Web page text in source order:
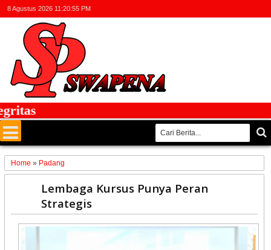
8 Agustus 2026 11:20:56 PM
Home » Padang
Lembaga Kursus Punya Peran
Strategis